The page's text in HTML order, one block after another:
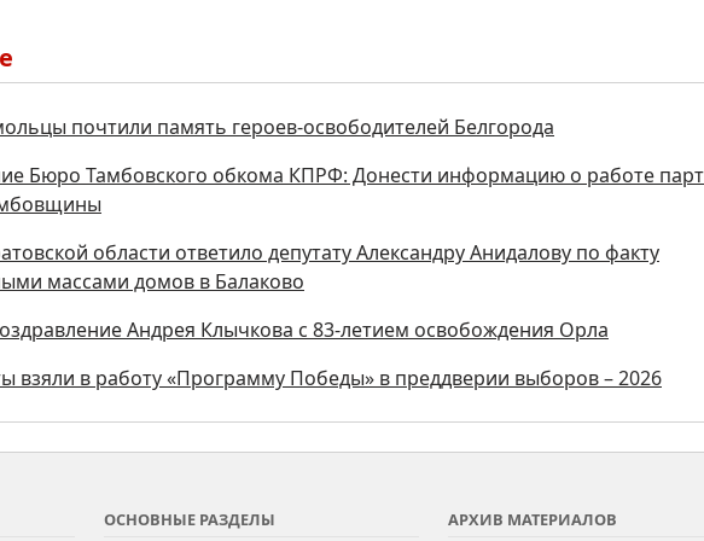
почтили память героев-освободителей Белгорода
Бюро Тамбовского обкома КПРФ: Донести информацию о работе
области ответило депутату Александру Анидалову по факту
массами домов в Балаково
Андрея Клычкова с 83-летием освобождения Орла
взяли в работу «Программу Победы» в преддверии выборов – 2026
ОСНОВНЫЕ РАЗДЕЛЫ АРХИВ МАТЕРИАЛОВ